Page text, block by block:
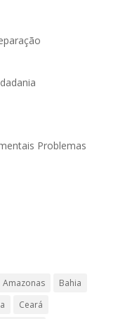
Problemas
Amazonas
Bahia
Ceará